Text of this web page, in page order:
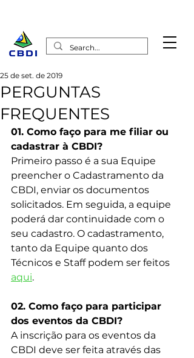
PERGUNTAS
FREQUENTES
25 de set. de 2019
01. Como faço para me filiar ou
cadastrar à CBDI?
Primeiro passo é a sua Equipe
preencher o Cadastramento da
CBDI, enviar os documentos
solicitados. Em seguida, a equipe
poderá dar continuidade com o
seu cadastro. O cadastramento,
tanto da Equipe quanto dos
Técnicos e Staff podem ser feitos
aqui.
02. Como faço para participar
dos eventos da CBDI?
A inscrição para os eventos da
CBDI deve ser feita através das